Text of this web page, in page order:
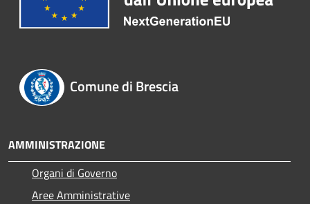
Comune di Brescia
AMMINISTRAZIONE
Organi di Governo
Aree Amministrative